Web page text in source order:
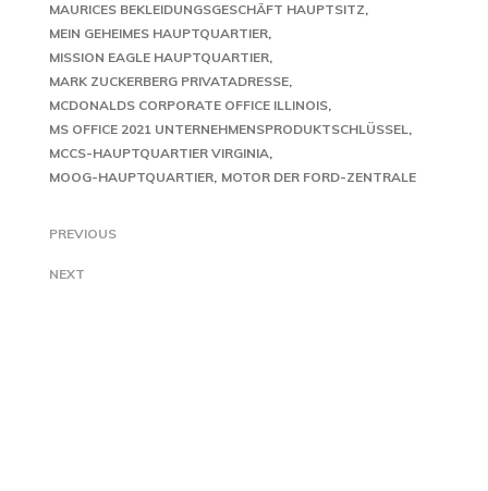
MAURICES BEKLEIDUNGSGESCHÄFT HAUPTSITZ
MEIN GEHEIMES HAUPTQUARTIER
MISSION EAGLE HAUPTQUARTIER
MARK ZUCKERBERG PRIVATADRESSE
MCDONALDS CORPORATE OFFICE ILLINOIS
MS OFFICE 2021 UNTERNEHMENSPRODUKTSCHLÜSSEL
MCCS-HAUPTQUARTIER VIRGINIA
MOOG-HAUPTQUARTIER MOTOR DER FORD-ZENTRALE
PREVIOUS
NEXT